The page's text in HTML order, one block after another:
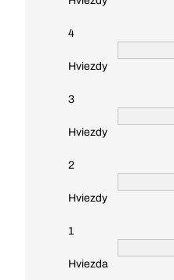
4
Hviezdy
3
Hviezdy
2
Hviezdy
1
Hviezda